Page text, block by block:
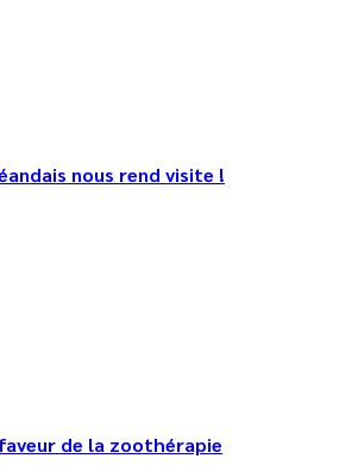
nous rend visite !
de la zoothérapie